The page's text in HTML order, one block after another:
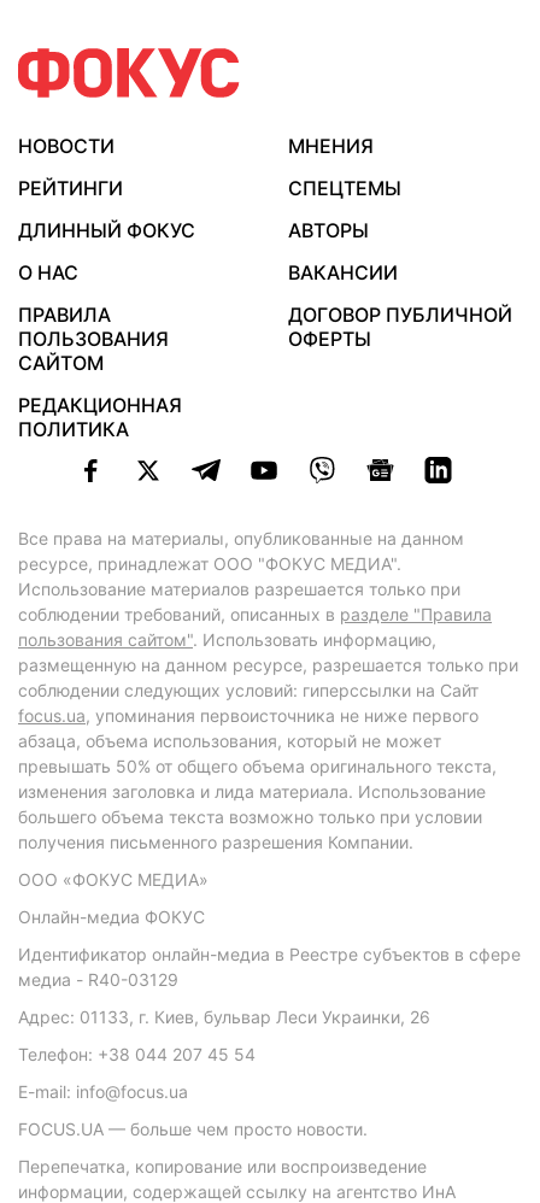
НОВОСТИ
МНЕНИЯ
РЕЙТИНГИ
СПЕЦТЕМЫ
ДЛИННЫЙ ФОКУС
АВТОРЫ
О НАС
ВАКАНСИИ
ПРАВИЛА
ПОЛЬЗОВАНИЯ
САЙТОМ
ДОГОВОР ПУБЛИЧНОЙ
ОФЕРТЫ
РЕДАКЦИОННАЯ
ПОЛИТИКА
Все права на материалы, опубликованные на данном
ресурсе, принадлежат ООО "ФОКУС МЕДИА".
Использование материалов разрешается только при
соблюдении требований, описанных в разделе "Правила
пользования сайтом". Использовать информацию,
размещенную на данном ресурсе, разрешается только при
соблюдении следующих условий: гиперссылки на Сайт
focus.ua, упоминания первоисточника не ниже первого
абзаца, объема использования, который не может
превышать 50% от общего объема оригинального текста,
изменения заголовка и лида материала. Использование
большего объема текста возможно только при условии
получения письменного разрешения Компании.
ООО «ФОКУС МЕДИА»
Онлайн-медиа ФОКУС
Идентификатор онлайн-медиа в Реестре субъектов в сфере
медиа - R40-03129
Адрес: 01133, г. Киев, бульвар Леси Украинки, 26
Телефон: +38 044 207 45 54
E-mail: info@focus.ua
FOCUS.UA — больше чем просто новости.
Перепечатка, копирование или воспроизведение
информации, содержащей ссылку на агентство ИнА